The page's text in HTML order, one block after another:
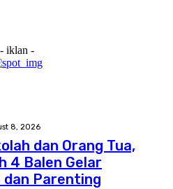
- iklan -
8, 2026
dan Orang Tua,
4 Balen Gelar
dan Parenting